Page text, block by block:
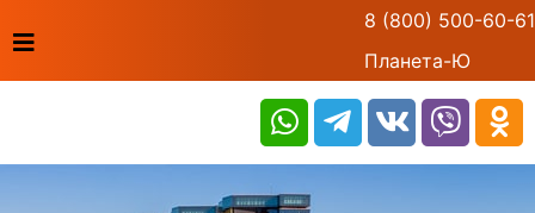
8 (800) 500-60-61
Планета-Ю